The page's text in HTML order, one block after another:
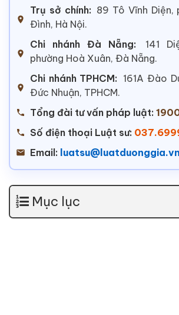
Trụ sở chính: 89 Tô Vĩnh Diện,
Đình, Hà Nội.
Chi nhánh Đà Nẵng:
141
phường Hoà Xuân, Đà Nẵng.
Chi nhánh TPHCM: 161A Đào
Đức Nhuận, TPHCM.
Tổng đài tư vấn pháp luật:
Số điện thoại Luật sư:
Email: luatsu@luatduonggia.vn
Mục lục